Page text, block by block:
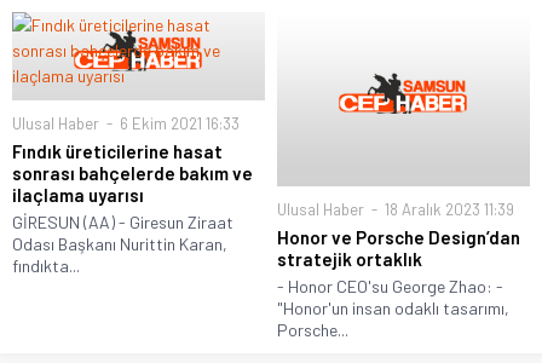
Ulusal Haber 6 Ekim 2021 16:33
Fındık üreticilerine hasat
sonrası bahçelerde bakım ve
ilaçlama uyarısı
GİRESUN (AA) - Giresun Ziraat
Odası Başkanı Nurittin Karan,
fındıkta...
Ulusal Haber 18 Aralık 2023 11:39
Honor ve Porsche Design’dan
stratejik ortaklık
- Honor CEO'su George Zhao: -
"Honor'un insan odaklı tasarımı,
Porsche...